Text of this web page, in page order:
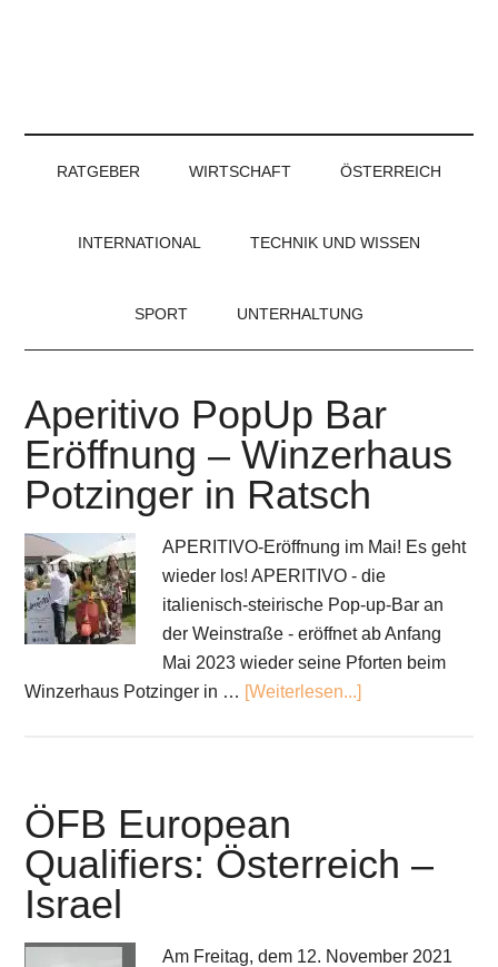
RATGEBER WIRTSCHAFT ÖSTERREICH
INTERNATIONAL TECHNIK UND WISSEN
SPORT UNTERHALTUNG
Aperitivo PopUp Bar
Eröffnung – Winzerhaus
Potzinger in Ratsch
APERITIVO-Eröffnung im Mai! Es geht
wieder los! APERITIVO - die
italienisch-steirische Pop-up-Bar an
der Weinstraße - eröffnet ab Anfang
Mai 2023 wieder seine Pforten beim
Winzerhaus Potzinger in … [Weiterlesen...]
ÖFB European
Qualifiers: Österreich –
Israel
Am Freitag, dem 12. November 2021